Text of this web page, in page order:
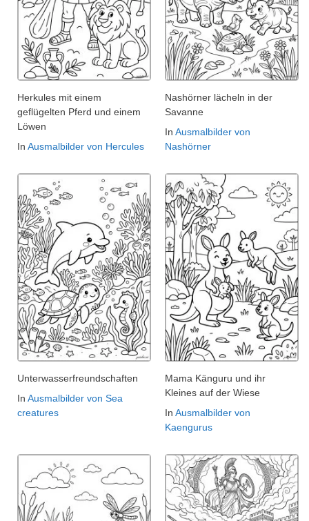
Herkules mit einem
geflügelten Pferd und einem
Löwen
In Ausmalbilder von Hercules
Nashörner lächeln in der
Savanne
In Ausmalbilder von
Nashörner
Unterwasserfreundschaften
In Ausmalbilder von Sea
creatures
Mama Känguru und ihr
Kleines auf der Wiese
In Ausmalbilder von
Kaengurus